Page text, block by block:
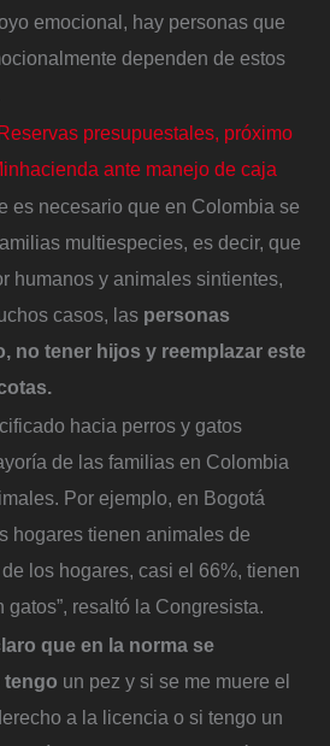
emocional, hay personas que
dependen de estos
presupuestales, próximo
ante manejo de caja
es necesario que en Colombia se
multiespecies, es decir, que
humanos y animales sintientes,
casos, las personas
no tener hijos y reemplazar este
hacia perros y gatos
de las familias en Colombia
Por ejemplo, en Bogotá
hogares tienen animales de
los hogares, casi el 66%, tienen
gatos”, resaltó la Congresista.
que en la norma se
tengo un pez y si se me muere el
a la licencia o si tengo un